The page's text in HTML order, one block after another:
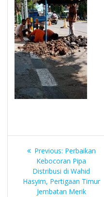
Navigasi
pos
Previous: Previous
post:
Perbaikan
Kebocoran Pipa
Distribusi di Wahid
Hasyim, Pertigaan Timur
Jembatan Merik